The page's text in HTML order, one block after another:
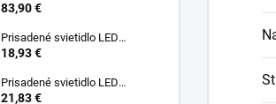
83,90 €
Prisadené svietidlo LED
18,93 €
Prisadené svietidlo LED
SONOR CCT UP 6W B 24365
21,83 €